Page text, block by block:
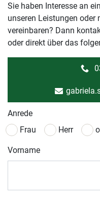
Sie haben Interesse an
unseren Leistungen oder
vereinbaren? Dann
oder direkt über das
Anrede
Frau
Herr
Vorname